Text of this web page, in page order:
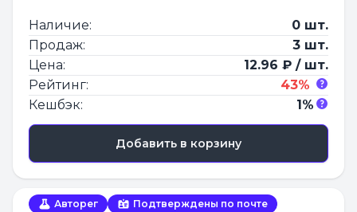
Авторег
Подтверждены по почте
Наличие:
0 шт.
Продаж:
3 шт.
Цена:
12.96 ₽ / шт.
Рейтинг:
43%
Кешбэк:
1%
Добавить в корзину